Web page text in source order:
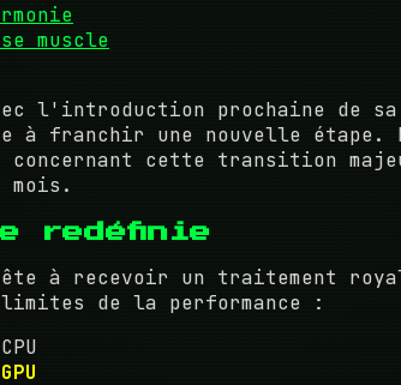
muscle
l'introduction prochaine de sa
à franchir une nouvelle
cette transition
mois.
redéfinie
à recevoir un traitement
de la performance :